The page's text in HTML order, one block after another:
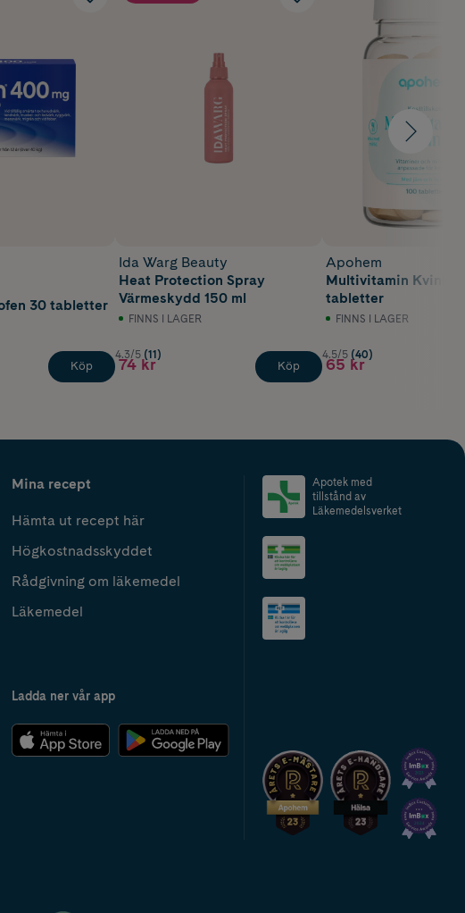
30 tabletter
Köp
Ida Warg Beauty
Heat Protection Spray
Värmeskydd 150 ml
FINNS I LAGER
4.3/5 (11)
74 kr Köp
Apohem
Multivitamin Kvinna
tabletter
FINNS I LAGER
4.5/5 (40)
65 kr
Mina recept
Hämta ut recept här
Högkostnadsskyddet
Rådgivning om läkemedel
Läkemedel
Ladda ner vår app
Apotek med
tillstånd av
Läkemedelsverket
2024